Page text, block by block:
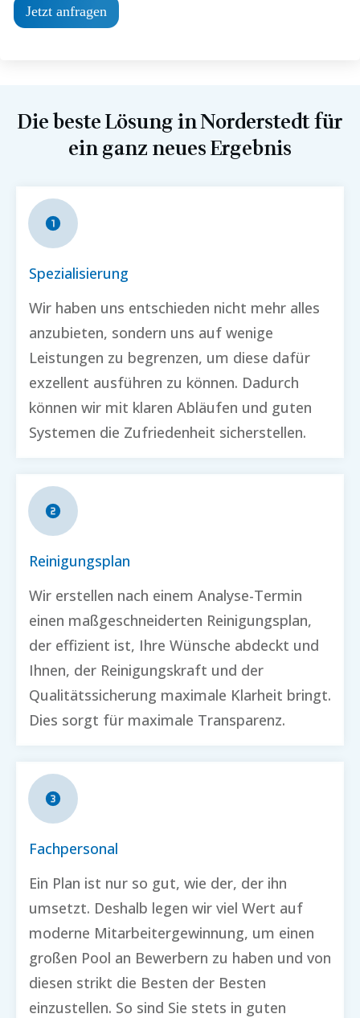
Jetzt anfragen
Die beste Lösung inNorderstedtfür
ein ganz neues Ergebnis
Spezialisierung
Wir haben uns entschieden nicht mehr alles
anzubieten, sondern uns auf wenige
Leistungen zu begrenzen, um diese dafür
exzellent ausführen zu können. Dadurch
können wir mit klaren Abläufen und guten
Systemen die Zufriedenheit sicherstellen.
Reinigungsplan
Wir erstellen nach einem Analyse-Termin
einen maßgeschneiderten Reinigungsplan,
der effizient ist, Ihre Wünsche abdeckt und
Ihnen, der Reinigungskraft und der
Qualitätssicherung maximale Klarheit bringt.
Dies sorgt für maximale Transparenz.
Fachpersonal
Ein Plan ist nur so gut, wie der, der ihn
umsetzt. Deshalb legen wir viel Wert auf
moderne Mitarbeitergewinnung, um einen
großen Pool an Bewerbern zu haben und von
diesen strikt die Besten der Besten
einzustellen. So sind Sie stets in guten